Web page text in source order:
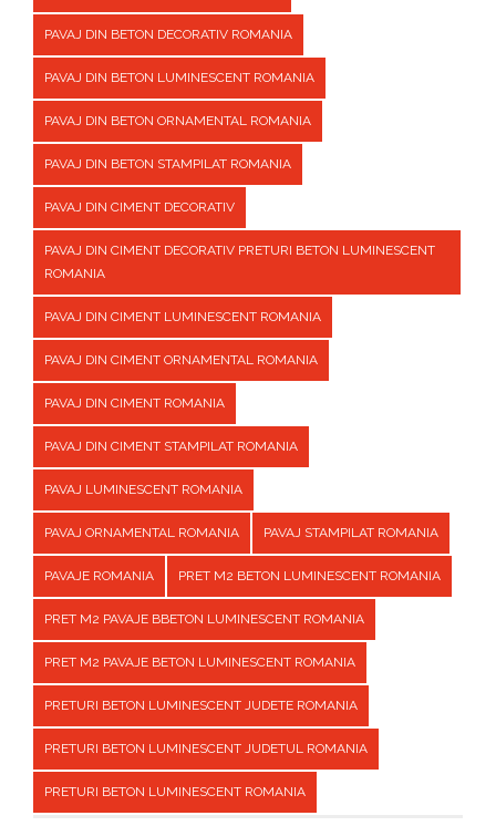
PAVAJ DIN BETON DECORATIV ROMANIA
PAVAJ DIN BETON LUMINESCENT ROMANIA
PAVAJ DIN BETON ORNAMENTAL ROMANIA
PAVAJ DIN BETON STAMPILAT ROMANIA
PAVAJ DIN CIMENT DECORATIV
PAVAJ DIN CIMENT DECORATIV PRETURI BETON LUMINESCENT
ROMANIA
PAVAJ DIN CIMENT LUMINESCENT ROMANIA
PAVAJ DIN CIMENT ORNAMENTAL ROMANIA
PAVAJ DIN CIMENT ROMANIA
PAVAJ DIN CIMENT STAMPILAT ROMANIA
PAVAJ LUMINESCENT ROMANIA
PAVAJ ORNAMENTAL ROMANIA PAVAJ STAMPILAT ROMANIA
PAVAJE ROMANIA PRET M2 BETON LUMINESCENT ROMANIA
PRET M2 PAVAJE BBETON LUMINESCENT ROMANIA
PRET M2 PAVAJE BETON LUMINESCENT ROMANIA
PRETURI BETON LUMINESCENT JUDETE ROMANIA
PRETURI BETON LUMINESCENT JUDETUL ROMANIA
PRETURI BETON LUMINESCENT ROMANIA